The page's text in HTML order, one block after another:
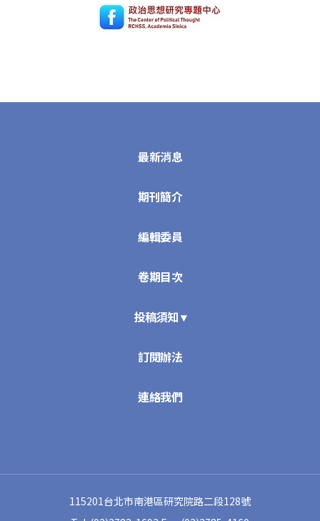
最新消息
期刊簡介
編輯委員
卷期目次
投稿須知 ▾
訂閱辦法
連絡我們
115201台北市南港區研究院路二段128號